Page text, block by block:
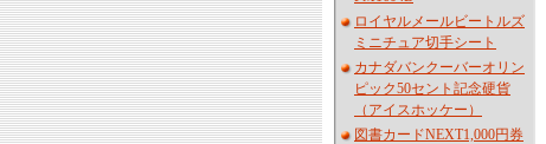
ロイヤルメールビートルズ
ミニチュア切手シート
カナダバンクーバーオリン
ピック50セント記念硬貨
（アイスホッケー）
図書カードNEXT1,000円券